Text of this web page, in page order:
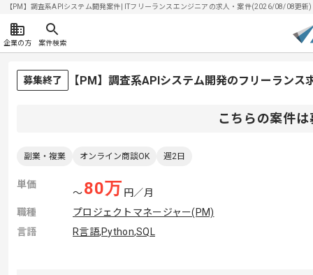
【PM】調査系APIシステム開発案件| ITフリーランスエンジニアの求人・案件(2026/08/08更新)
企業の方 案件検索
募集終了 【PM】調査系APIシステム開発のフリーランス
こちらの案件
副業・複業 オンライン商談OK 週2日
単価
〜80万 円／月
職種
プロジェクトマネージャー(PM)
言語
R言語,Python,SQL